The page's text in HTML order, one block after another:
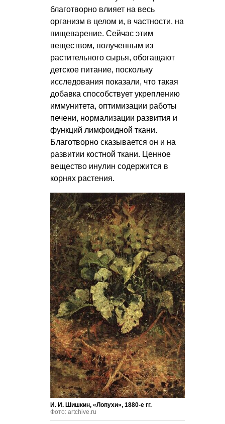
благотворно влияет на весь
организм в целом и, в частности, на
пищеварение. Сейчас этим
веществом, полученным из
растительного сырья, обогащают
детское питание, поскольку
исследования показали, что такая
добавка способствует укреплению
иммунитета, оптимизации работы
печени, нормализации развития и
функций лимфоидной ткани.
Благотворно сказывается он и на
развитии костной ткани. Ценное
вещество инулин содержится в
корнях растения.
И. И. Шишкин, «Лопухи», 1880-е гг.
Фото: artchive.ru